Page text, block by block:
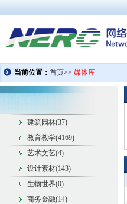
建筑园林(37)
教育教学(4169)
艺术文艺(4)
设计素材(143)
生物世界(0)
商务金融(14)